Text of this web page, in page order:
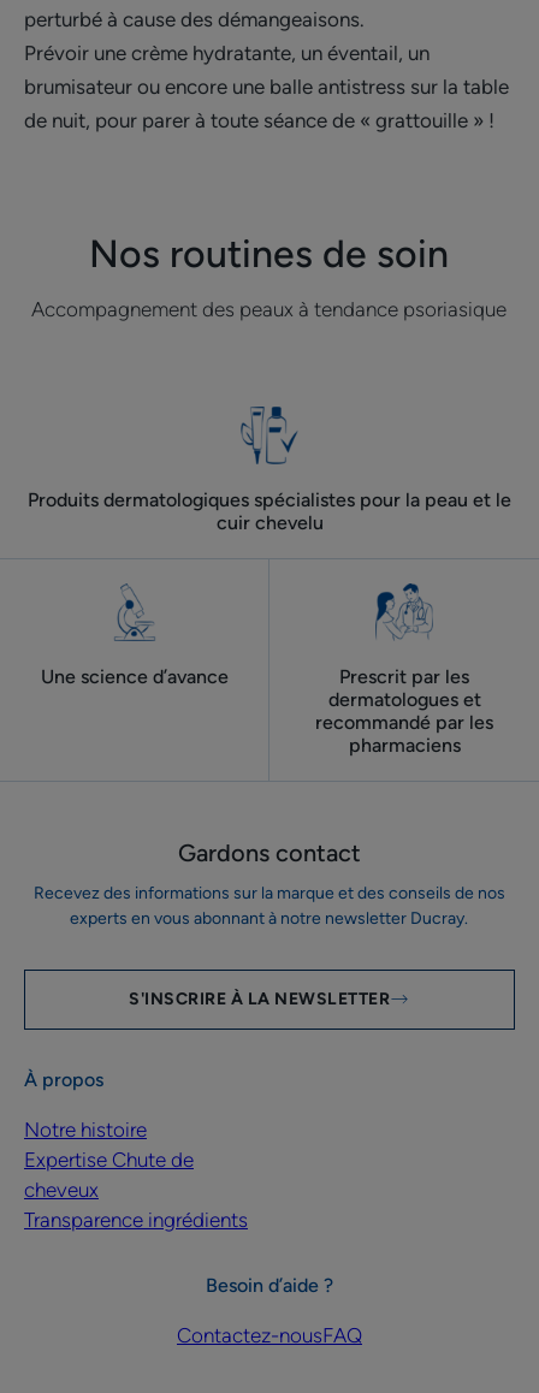
perturbé à cause des démangeaisons.
Prévoir une crème hydratante, un éventail, un
brumisateur ou encore une balle antistress sur la table
de nuit, pour parer à toute séance de « grattouille » !
Nos routines de soin
Accompagnement des peaux à tendance psoriasique
Produits dermatologiques spécialistes pour la peau et le
cuir chevelu
Une science d’avance
Prescrit par les
dermatologues ​et
recommandé par les
pharmaciens
Gardons contact
Recevez des informations sur la marque et des conseils de nos
experts en vous abonnant à notre newsletter Ducray.
S'INSCRIRE À LA NEWSLETTER
À propos
Notre histoire
Expertise Chute de
cheveux
Transparence ingrédients
Besoin d’aide ?
Contactez-nousFAQ